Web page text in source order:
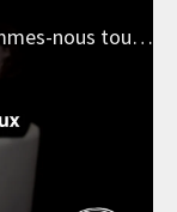
#Débat2022 - Épisode 2 - Sommes-nous tous égaux face à la sécurité ?